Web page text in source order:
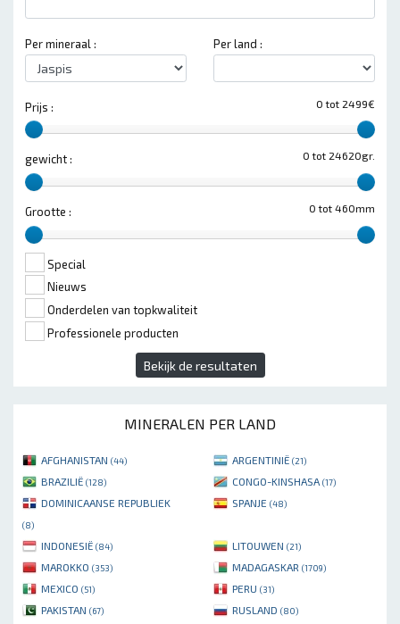
Per mineraal : Per land :
0 tot 2499€
Prijs :
0 tot 24620gr.
gewicht :
0 tot 460mm
Grootte :
Special
Nieuws
Onderdelen van topkwaliteit
Professionele producten
Bekijk de resultaten
MINERALEN PER LAND
AFGHANISTAN (44) ARGENTINIË (21)
BRAZILIË (128) CONGO-KINSHASA (17)
DOMINICAANSE REPUBLIEK
(8)
SPANJE (48)
INDONESIË (84) LITOUWEN (21)
MAROKKO (353) MADAGASKAR (1709)
MEXICO (51) PERU (31)
PAKISTAN (67) RUSLAND (80)